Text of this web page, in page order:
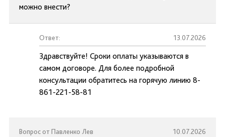
можно внести?
Ответ: 13.07.2026
Здравствуйте! Сроки оплаты указываются в
самом договоре. Для более подробной
консультации обратитесь на горячую линию 8-
861-221-58-81
Вопрос от Павленко Лев 10.07.2026